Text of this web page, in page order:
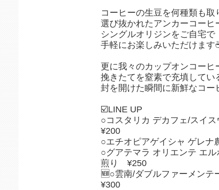
コーヒーの生豆を何種類も取
選び抜かれたアンカーコーヒ
シングルオリジンをご自宅で
手軽にお楽しみいただけます
更に我々のカップオンコーヒ
挽きたてを窒素で充填してい
封を開けた瞬間に新鮮なコ
☑️LINE UP
○コスタリカ デカフェ/スイ
¥200
○エチオピアゲイシャ ゲレ
○グアテマラ オリエンテ エ
煎り ¥250
🆕○雲南/ダブルファーメン
¥300